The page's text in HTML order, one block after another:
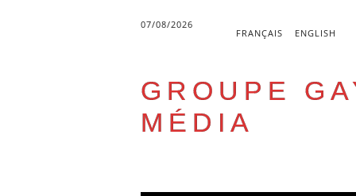
07/08/2026
FRANÇAIS ENGLISH
GROUPE
MÉDIA